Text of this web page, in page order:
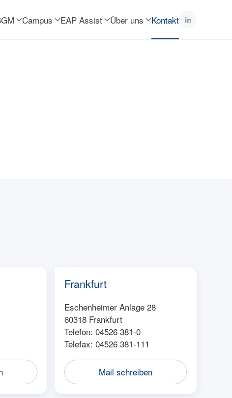
Campus EAP Assist Über uns Kontakt
Frankfurt
Eschenheimer Anlage 28
60318 Frankfurt
Telefon: 04526 381-0
Telefax: 04526 381-111
Mail schreiben